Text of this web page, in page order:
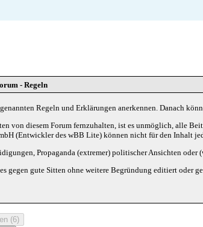
- Regeln
Regeln und Erklärungen anerkennen. Danach
von diesem Forum fernzuhalten, ist es unmöglich, alle
(Entwickler des wBB Lite) können nicht für den Inhalt
Propaganda (extremer) politischer Ansichten oder
gegen gute Sitten ohne weitere Begründung editiert oder